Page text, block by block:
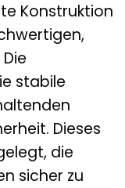
Konstruktion
stabile
Dieses
die
sicher zu